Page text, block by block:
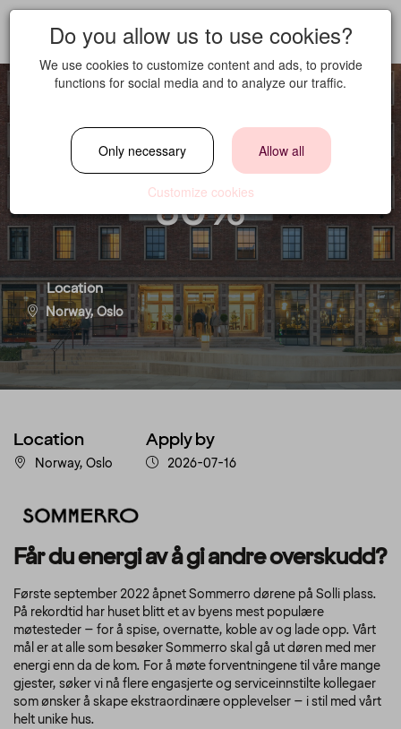
Host på Sommerro
80%
Location
Norway, Oslo
Location
Norway, Oslo
Apply by
2026-07-16
Får du energi av å gi andre overskudd?
Første september 2022 åpnet Sommerro dørene på Solli plass.
På rekordtid har huset blitt et av byens mest populære
møtesteder – for å spise, overnatte, koble av og lade opp. Vårt
mål er at alle som besøker Sommerro skal gå ut døren med mer
energi enn da de kom. For å møte forventningene til våre mange
gjester, søker vi nå flere engasjerte og serviceinnstilte kollegaer
som ønsker å skape ekstraordinære opplevelser – i stil med vårt
helt unike hus.
Do you allow us to use cookies?
We use cookies to customize content and ads, to provide
functions for social media and to analyze our traffic.
Only necessary Allow all
Customize cookies